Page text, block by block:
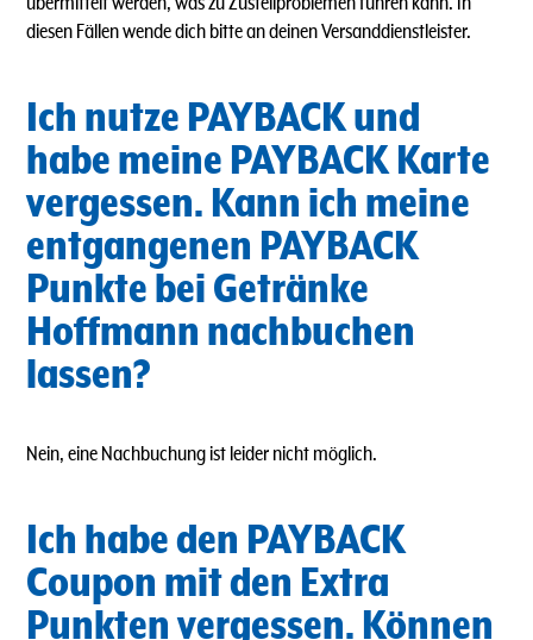
diesen Fällen wende dich bitte an deinen Versanddienstleister.
Ich nutze PAYBACK und
habe meine PAYBACK Karte
vergessen. Kann ich meine
entgangenen PAYBACK
Punkte bei Getränke
Hoffmann nachbuchen
lassen?
Nein, eine Nachbuchung ist leider nicht möglich.
Ich habe den PAYBACK
Coupon mit den Extra
Punkten vergessen. Können